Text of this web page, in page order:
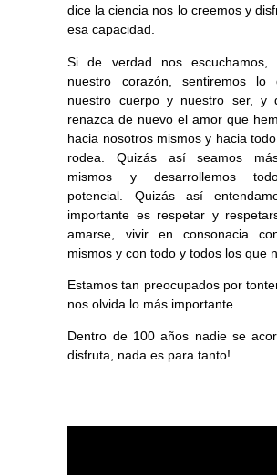
dice la ciencia nos lo creemos y
esa capacidad.
Si de verdad nos
nuestro corazón, sentiremos lo
nuestro cuerpo y nuestro ser, y
renazca de nuevo el amor que
hacia nosotros mismos y hacia
rodea. Quizás así seamos
mismos y desarrollemos
potencial. Quizás así
importante es respetar y
amarse, vivir en consonacia
mismos y con todo y todos los que
Estamos tan preocupados por
nos olvida lo más importante.
Dentro de 100 años nadie se
disfruta, nada es para tanto!